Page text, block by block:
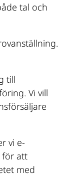
tal och
till
Vi vill
vi e-
för att
med